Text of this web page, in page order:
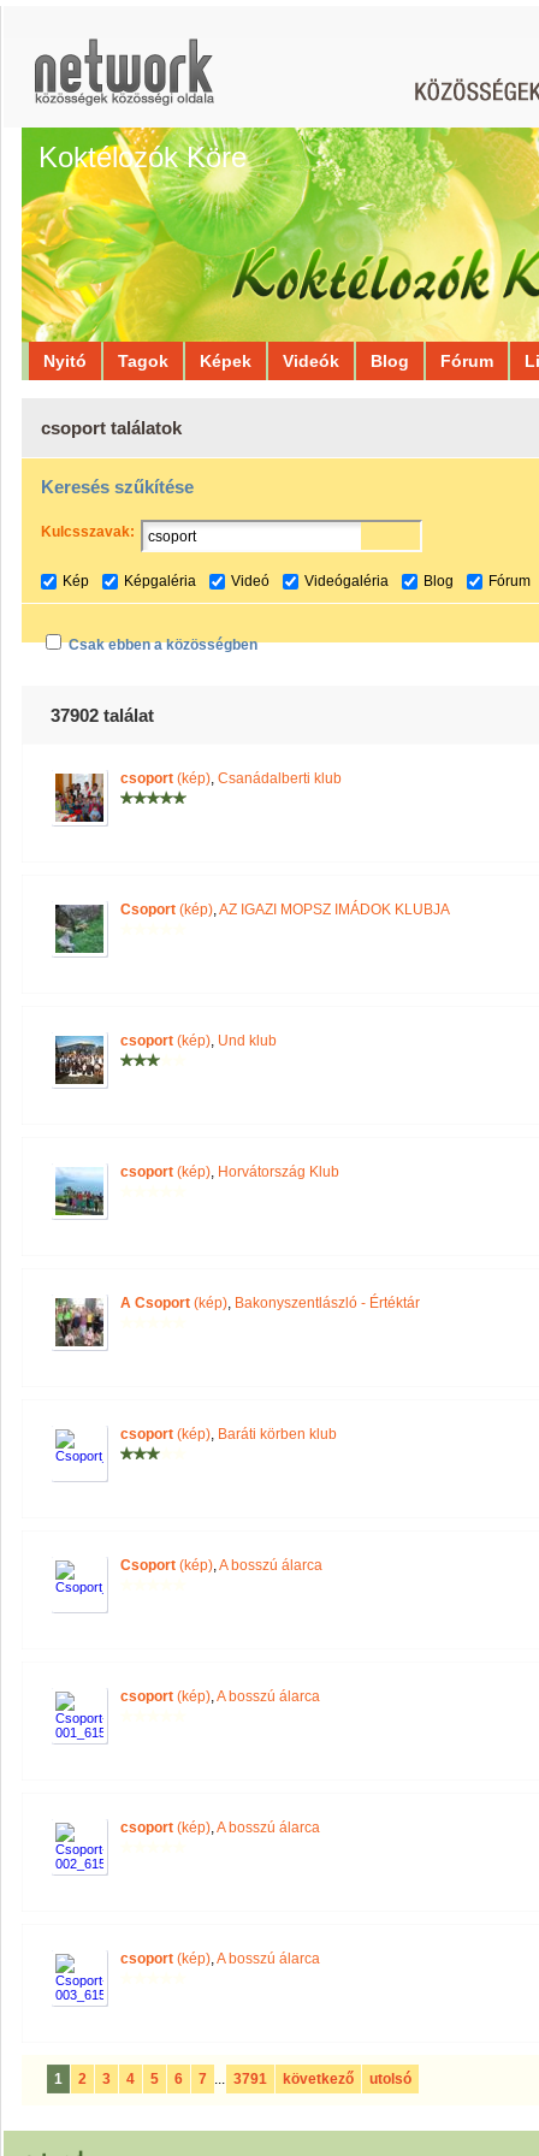
Koktélozók Köre
Nyitó Tagok Képek Videók Blog Fórum
csoport találatok
Keresés szűkítése
Kulcsszavak:
Kép Képgaléria Videó Videógaléria Blog Fórum
Csak ebben a közösségben
37902 találat
csoport (kép), Csanádalberti klub
Csoport (kép),AZ IGAZI MOPSZ IMÁDOK KLUBJA
csoport (kép), Und klub
csoport (kép), Horvátország Klub
A Csoport (kép), Bakonyszentlászló - Értéktár
csoport (kép), Baráti körben klub
Csoport (kép),A bosszú álarca
csoport (kép),A bosszú álarca
csoport (kép),A bosszú álarca
csoport (kép),A bosszú álarca
1 2 3 4 5 6 7 ... 3791 következő utolsó